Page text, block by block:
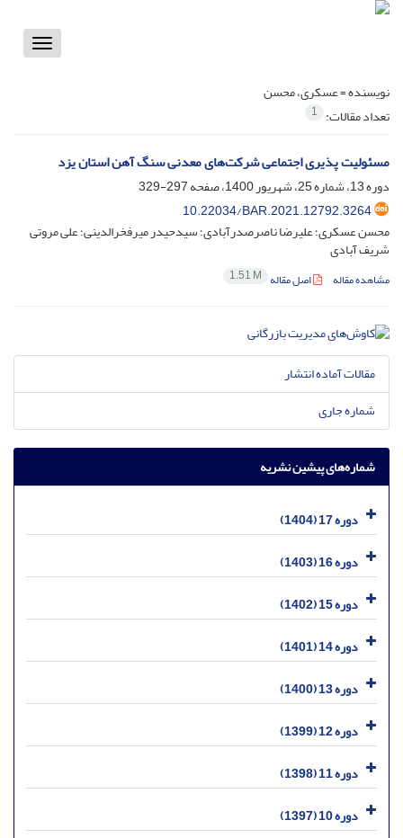
Toggle
نویسنده =عسکری، محسن
تعداد مقالات: 1
مسئولیت پذیری اجتماعی شرکت‌های معدنی سنگ آهن استان یزد
دوره 13، شماره 25، شهریور 1400، صفحه
297-329
10.22034/BAR.2021.12792.3264
محسن عسکری؛ علیرضا ناصرصدرآبادی؛ سیدحیدر میرفخرالدینی؛ علی مروتی
شریف آبادی
مشاهده مقاله اصل مقاله 1.51 M
مقالات آماده انتشار
شماره جاری
شماره‌های پیشین نشریه
دوره 17 (1404)
دوره 16 (1403)
دوره 15 (1402)
دوره 14 (1401)
دوره 13 (1400)
دوره 12 (1399)
دوره 11 (1398)
دوره 10 (1397)